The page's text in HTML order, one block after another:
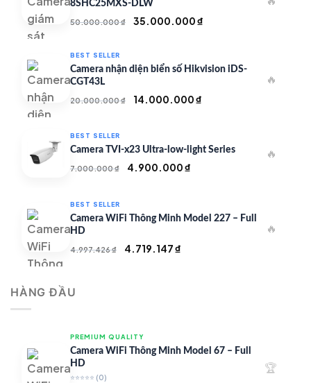
8SHC25MXS-DLW
50.000.000₫
Giá
50.000.000 ₫.
35.000.000₫
là:
35.000.000 ₫.
BEST SELLER
Camera nhận diện biển số Hikvision iDS-
CGT43L
20.000.000₫
Giá
20.000.000 ₫.
14.000.000₫
là:
14.000.000 ₫.
🔥
BEST SELLER
Camera TVI-x23 Ultra-low-light Series
7.000.000₫
Giá
7.000.000 ₫.
4.900.000₫
là:
🔥
BEST SELLER
Camera WiFi Thông Minh Model 227 – Full
HD
4.997.426₫
Giá
4.719.147₫
🔥
HÀNG ĐẦU
PREMIUM QUALITY
Camera WiFi Thông Minh Model 67 – Full
HD
⭐⭐⭐⭐⭐ (0)
🏆